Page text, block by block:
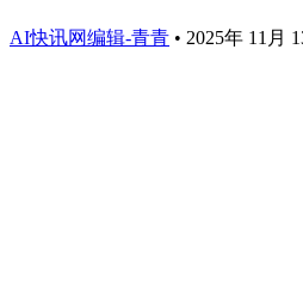
AI快讯网编辑-青青 • 2025年 11月